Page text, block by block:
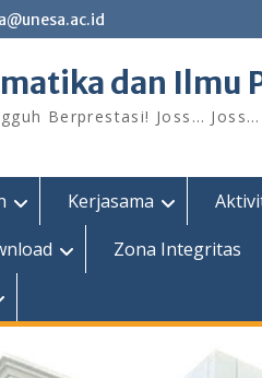
dan Ilmu
Berprestasi! Joss…
Kerjasama
Zona Integritas